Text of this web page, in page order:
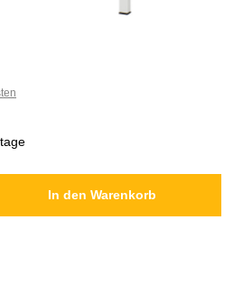
Gib den gewünschten
In den Warenkorb